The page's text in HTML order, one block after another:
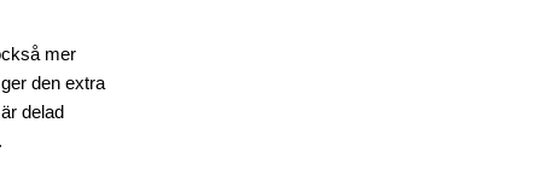
mer
den extra
delad